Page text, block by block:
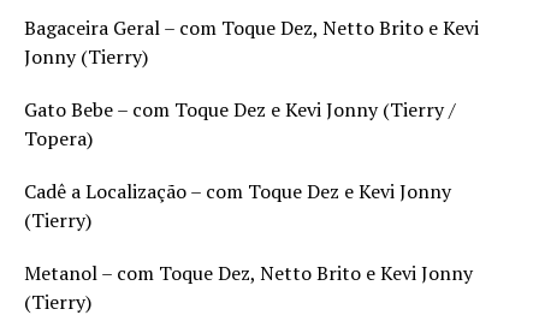
Bagaceira Geral – com Toque Dez, Netto Brito e Kevi
Jonny (Tierry)
Gato Bebe – com Toque Dez e Kevi Jonny (Tierry /
Topera)
Cadê a Localização – com Toque Dez e Kevi Jonny
(Tierry)
Metanol – com Toque Dez, Netto Brito e Kevi Jonny
(Tierry)